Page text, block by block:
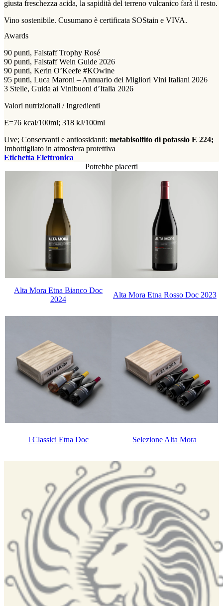
giusta freschezza acida, la sapidità del terreno vulcanico farà il resto.
Vino sostenibile. Cusumano è certificata SOStain e VIVA.
Awards
90 punti, Falstaff Trophy Rosé
90 punti, Falstaff Wein Guide 2026
90 punti, Kerin O’Keefe #KOwine
95 punti, Luca Maroni – Annuario dei Migliori Vini Italiani 2026
3 Stelle, Guida ai Vinibuoni d’Italia 2026
Valori nutrizionali / Ingredienti
E=76 kcal/100ml; 318 kJ/100ml
Uve; Conservanti e antiossidanti: metabisolfito di potassio E 224;
Imbottigliato in atmosfera protettiva
Etichetta Elettronica
Potrebbe piacerti
Alta Mora Etna Bianco Doc
2024
Alta Mora Etna Rosso Doc 2023
I Classici Etna Doc Selezione Alta Mora